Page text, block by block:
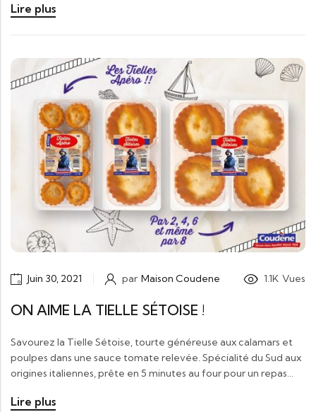
Lire plus
Juin 30, 2021 par Maison Coudene 1.1K Vues
ON AIME LA TIELLE SÉTOISE !
Savourez la Tielle Sétoise, tourte généreuse aux calamars et
poulpes dans une sauce tomate relevée. Spécialité du Sud aux
origines italiennes, prête en 5 minutes au four pour un repas…
Lire plus